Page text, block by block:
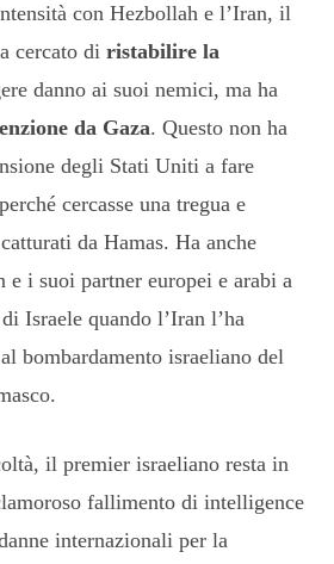
con Hezbollah e l’Iran, il
cercato di ristabilire la
danno ai suoi nemici, ma ha
da Gaza. Questo non ha
degli Stati Uniti a fare
cercasse una tregua e
da Hamas. Ha anche
e i suoi partner europei e arabi a
Israele quando l’Iran l’ha
bombardamento israeliano del
il premier israeliano resta in
fallimento di intelligence
internazionali per la